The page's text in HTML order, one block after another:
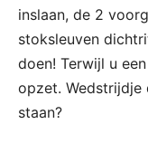
inslaan, de 2
stoksleuven
doen! Terwijl u
opzet. Wedstrijdje
staan?